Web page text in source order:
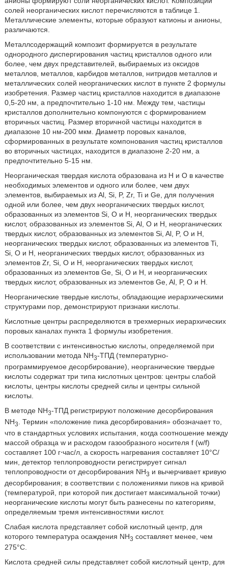
солей неорганических кислот перечисляются в таблице 1.
Металлические элементы, которые образуют катионы и анионы,
различаются.
Металлсодержащий композит формируется в результате
однородного диспергирования частиц кристаллов одного или
более, чем двух представителей, выбираемых из оксидов
металлов, металлов, карбидов металлов, нитридов металлов и
металлических солей неорганических кислот в пункте 2 формулы
изобретения. Размер частиц кристаллов находится в диапазоне
0,5-20 нм, а предпочтительно 1-10 нм. Между тем, частицы
кристаллов дополнительно компонуются с формированием
вторичных частиц. Размер вторичной частицы находится в
диапазоне 10 нм-200 мкм. Диаметр поровых каналов,
сформированных в результате компонования частиц кристаллов
во вторичных частицах, находится в диапазоне 2-20 нм, а
предпочтительно 5-15 нм.
Неорганическая твердая кислота образована из Н и О в качестве
необходимых элементов и одного или более, чем двух
элементов, выбираемых из Al, Si, P, Zr, Ti и Ge, для получения
одной или более, чем двух неорганических твердых кислот,
образованных из элементов Si, O и Н, неорганических твердых
кислот, образованных из элементов Si, Al, О и Н, неорганических
твердых кислот, образованных из элементов Si, Al, P, О и Н,
неорганических твердых кислот, образованных из элементов Ti,
Si, О и Н, неорганических твердых кислот, образованных из
элементов Zr, Si, О и Н, неорганических твердых кислот,
образованных из элементов Ge, Si, О и Н, и неорганических
твердых кислот, образованных из элементов Ge, Al, P, О и Н.
Неорганические твердые кислоты, обладающие иерархическими
структурами пор, демонстрируют признаки кислоты.
Кислотные центры распределяются в трехмерных иерархических
поровых каналах пункта 1 формулы изобретения.
В соответствии с интенсивностью кислоты, определяемой при
использовании метода NH3-ТПД (температурно-
программируемое десорбирование), неорганические твердые
кислоты содержат три типа кислотных центров: центры слабой
кислоты, центры кислоты средней силы и центры сильной
кислоты.
В методе NH3-TПД регистрируют положение десорбирования
NH3
. Термин «положение пика десорбирования» обозначает то,
что в стандартных условиях испытания, когда соотношение между
массой образца w и расходом газообразного носителя f (w/f)
составляет 100 г⋅час/л, а скорость нагревания составляет 10°С/
мин, детектор теплопроводности регистрирует сигнал
теплопроводности от десорбирования NH3 и вычерчивает кривую
десорбирования; в соответствии с положениями пиков на кривой
(температурой, при которой пик достигает максимальной точки)
неорганические кислоты могут быть разнесены по категориям,
определяемым тремя интенсивностями кислот.
Слабая кислота представляет собой кислотный центр, для
которого температура осаждения NH3 составляет менее, чем
275°С.
Кислота средней силы представляет собой кислотный центр, для